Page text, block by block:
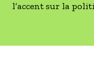
l’accent sur la
gestion de l’eau,